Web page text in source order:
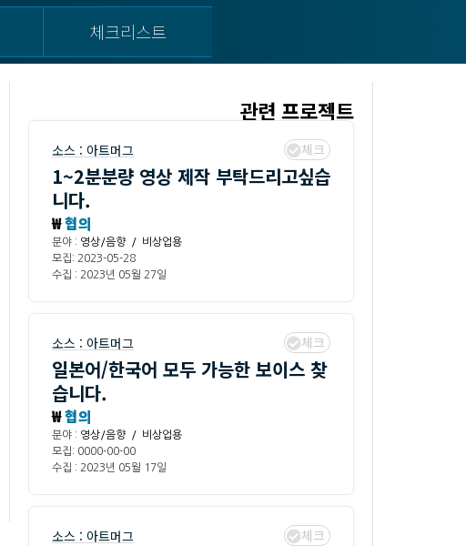
체크리스트
관련 프로젝트
소스 : 아트머그 체크
1~2분분량 영상 제작 부탁드리고싶습
니다.
₩협의
분야 : 영상/음향 / 비상업용
모집: 2023-05-28
수집 : 2023년 05월 27일
소스 : 아트머그 체크
일본어/한국어 모두 가능한 보이스 찾
습니다.
₩협의
분야 : 영상/음향 / 비상업용
모집: 0000-00-00
수집 : 2023년 05월 17일
소스 : 아트머그 체크